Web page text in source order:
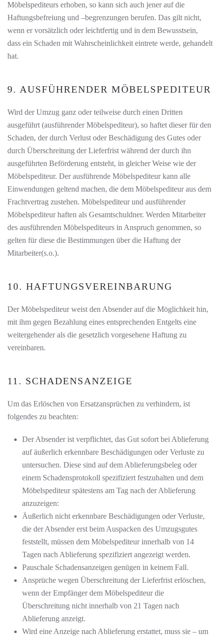
Möbelspediteurs erhoben, so kann sich auch jener auf die
Haftungsbefreiung und –begrenzungen berufen. Das gilt nicht,
wenn er vorsätzlich oder leichtfertig und in dem Bewusstsein,
dass ein Schaden mit Wahrscheinlichkeit eintrete werde, gehandelt
hat.
9. AUSFÜHRENDER MÖBELSPEDITEUR
Wird der Umzug ganz oder teilweise durch einen Dritten
ausgeführt (ausführender Möbelspediteur), so haftet dieser für den
Schaden, der durch Verlust oder Beschädigung des Gutes oder
durch Überschreitung der Lieferfrist während der durch ihn
ausgeführten Beförderung entsteht, in gleicher Weise wie der
Möbelspediteur. Der ausführende Möbelspediteur kann alle
Einwendungen geltend machen, die dem Möbelspediteur aus dem
Frachtvertrag zustehen. Möbelspediteur und ausführender
Möbelspediteur haften als Gesamtschuldner. Werden Mitarbeiter
des ausführenden Möbelspediteurs in Anspruch genommen, so
gelten für diese die Bestimmungen über die Haftung der
Mitarbeiter(s.o.).
10. HAFTUNGSVEREINBARUNG
Der Möbelspediteur weist den Absender auf die Möglichkeit hin,
mit ihm gegen Bezahlung eines entsprechenden Entgelts eine
weitergehender als die gesetzlich vorgesehene Haftung zu
vereinbaren.
11. SCHADENSANZEIGE
Um das Erlöschen von Ersatzansprüchen zu verhindern, ist
folgendes zu beachten:
Der Absender ist verpflichtet, das Gut sofort bei Ablieferung
auf äußerlich erkennbare Beschädigungen oder Verluste zu
untersuchen. Diese sind auf dem Ablieferungsbeleg oder
einem Schadensprotokoll spezifiziert festzuhalten und dem
Möbelspediteur spätestens am Tag nach der Ablieferung
anzuzeigen:
Äußerlich nicht erkennbare Beschädigungen oder Verluste,
die der Absender erst beim Auspacken des Umzugsgutes
feststellt, müssen dem Möbelspediteur innerhalb von 14
Tagen nach Ablieferung spezifiziert angezeigt werden.
Pauschale Schadensanzeigen genügen in keinem Fall.
Ansprüche wegen Überschreitung der Lieferfrist erlöschen,
wenn der Empfänger dem Möbelspediteur die
Überschreitung nicht innerhalb von 21 Tagen nach
Ablieferung anzeigt.
Wird eine Anzeige nach Ablieferung erstattet, muss sie – um